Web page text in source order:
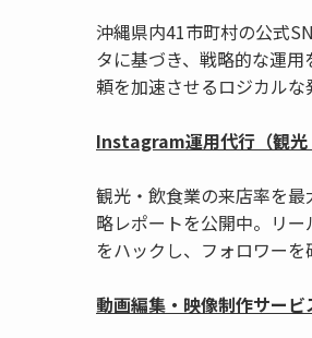
沖縄県内41市町村の公式
タに基づき、戦略的な運
頼を加速させるロジカルな
Instagram運用代行（観光
観光・飲食業の来店率を
略レポートを公開中。リー
をハックし、フォロワーを
動画編集・映像制作サービ